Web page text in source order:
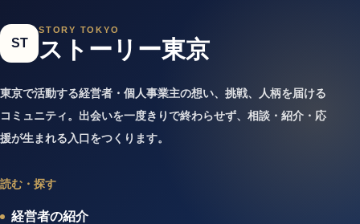
ST
STORY TOKYO
ストーリー東京
東京で活動する経営者・個人事業主の想い、挑戦、人柄を届ける
コミュニティ。出会いを一度きりで終わらせず、相談・紹介・応
援が生まれる入口をつくります。
読む・探す
経営者の紹介